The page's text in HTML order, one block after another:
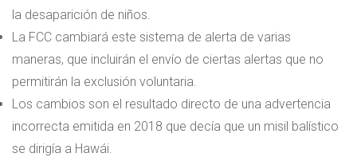
la desaparición de niños.
La FCC cambiará este sistema de alerta de varias
maneras, que incluirán el envío de ciertas alertas que no
permitirán la exclusión voluntaria.
Los cambios son el resultado directo de una advertencia
incorrecta emitida en 2018 que decía que un misil balístico
se dirigía a Hawái.